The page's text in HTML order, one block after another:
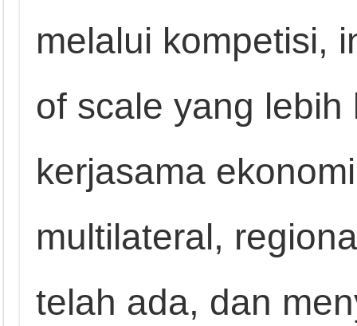
melalui kompetisi,
of scale yang
kerjasama
multilateral,
telah ada, dan